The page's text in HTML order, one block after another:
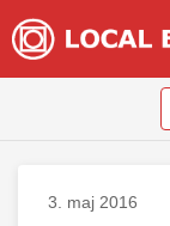
3. maj 2016